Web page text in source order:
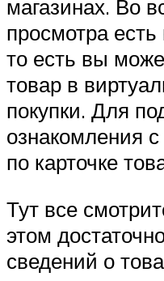
магазинах. Во
просмотра есть
то есть вы
товар в
покупки. Для
ознакомления
по карточке
Тут все
этом
сведений о